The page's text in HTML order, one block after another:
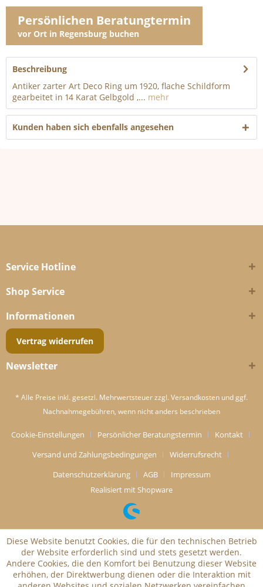
Persönlichen Beratungtermin
vor Ort in Regensburg buchen
Beschreibung
Antiker zarter Art Deco Ring um 1920, flache Schildform
gearbeitet in 14 Karat Gelbgold ,... mehr
Kunden haben sich ebenfalls angesehen
Service Hotline
Shop Service
Informationen
Vertrag widerrufen
Newsletter
* Alle Preise inkl. gesetzl. Mehrwertsteuer zzgl. Versandkosten und ggf.
Nachnahmegebühren, wenn nicht anders beschrieben
Cookie-Einstellungen Persönlicher Beratungstermin
Kontakt
Versand und Zahlungsbedingungen
Widerrufsrecht
Datenschutzerklärung
AGB
Impressum
Realisiert mit Shopware
Diese Website benutzt Cookies, die für den technischen Betrieb
der Website erforderlich sind und stets gesetzt werden.
Andere Cookies, die den Komfort bei Benutzung dieser Website
erhöhen, der Direktwerbung dienen oder die Interaktion mit